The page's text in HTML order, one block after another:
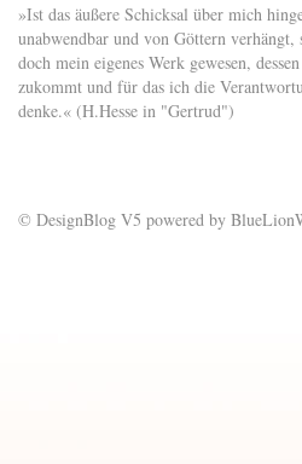
»Ist das äußere Schicksal über mich
unabwendbar und von Göttern verhängt,
doch mein eigenes Werk gewesen,
zukommt und für das ich die
denke.« (H.Hesse in "Gertrud")
© DesignBlog V5 powered by